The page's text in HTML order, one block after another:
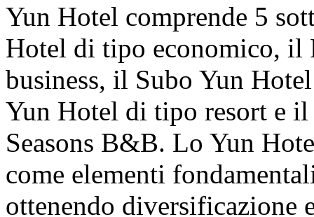
Yun Hotel comprende 5
Hotel di tipo economico,
business, il Subo Yun
Yun Hotel di tipo resort e
Seasons B&B. Lo Yun
come elementi
ottenendo diversificazione